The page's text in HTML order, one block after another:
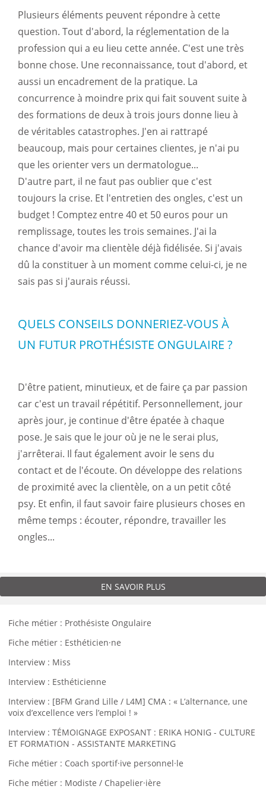
Plusieurs éléments peuvent répondre à cette
question. Tout d'abord, la réglementation de la
profession qui a eu lieu cette année. C'est une très
bonne chose. Une reconnaissance, tout d'abord, et
aussi un encadrement de la pratique. La
concurrence à moindre prix qui fait souvent suite à
des formations de deux à trois jours donne lieu à
de véritables catastrophes. J'en ai rattrapé
beaucoup, mais pour certaines clientes, je n'ai pu
que les orienter vers un dermatologue...
D'autre part, il ne faut pas oublier que c'est
toujours la crise. Et l'entretien des ongles, c'est un
budget ! Comptez entre 40 et 50 euros pour un
remplissage, toutes les trois semaines. J'ai la
chance d'avoir ma clientèle déjà fidélisée. Si j'avais
dû la constituer à un moment comme celui-ci, je ne
sais pas si j'aurais réussi.
QUELS CONSEILS DONNERIEZ-VOUS À
UN FUTUR PROTHÉSISTE ONGULAIRE ?
D'être patient, minutieux, et de faire ça par passion
car c'est un travail répétitif. Personnellement, jour
après jour, je continue d'être épatée à chaque
pose. Je sais que le jour où je ne le serai plus,
j'arrêterai. Il faut également avoir le sens du
contact et de l'écoute. On développe des relations
de proximité avec la clientèle, on a un petit côté
psy. Et enfin, il faut savoir faire plusieurs choses en
même temps : écouter, répondre, travailler les
ongles...
EN SAVOIR PLUS
Fiche métier : Prothésiste Ongulaire
Fiche métier : Esthéticien·ne
Interview : Miss
Interview : Esthéticienne
Interview : [BFM Grand Lille / L4M] CMA : « L’alternance, une
voix d’excellence vers l’emploi ! »
Interview : TÉMOIGNAGE EXPOSANT : ERIKA HONIG - CULTURE
ET FORMATION - ASSISTANTE MARKETING
Fiche métier : Coach sportif·ive personnel·le
Fiche métier : Modiste / Chapelier·ière